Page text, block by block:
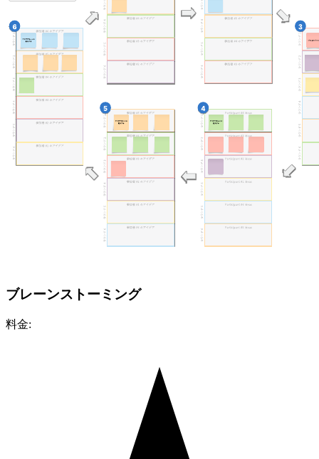
ブレーンストーミング
料金: